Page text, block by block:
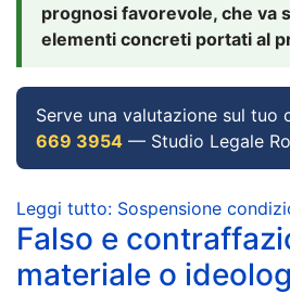
prognosi favorevole, che va
elementi concreti portati al
Serve una valutazione sul tuo
669 3954 — Studio Legale
Leggi tutto: Sospensione
Falso e
materiale o